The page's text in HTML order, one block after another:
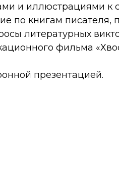
и иллюстрациями к
по книгам писателя,
литературных
фильма
презентацией.